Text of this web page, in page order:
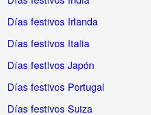
Días festivos Irlanda
Días festivos Italia
Días festivos Japón
Días festivos Portugal
Días festivos Suiza